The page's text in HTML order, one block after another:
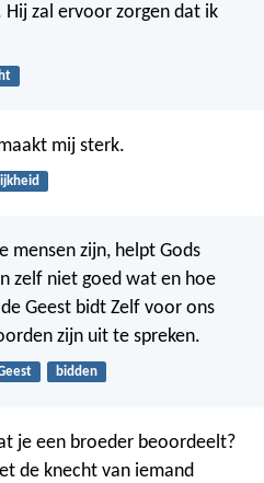
Hij zal ervoor zorgen dat ik
mij sterk.
mensen zijn, helpt Gods
zelf niet goed wat en hoe
Geest bidt Zelf voor ons
zijn uit te spreken.
bidden
je een broeder beoordeelt?
de knecht van iemand